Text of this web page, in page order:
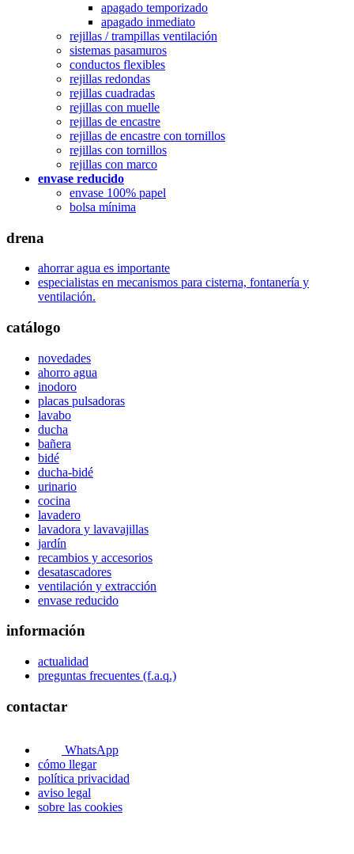
apagado temporizado
apagado inmediato
rejillas / trampillas ventilación
sistemas pasamuros
conductos flexibles
rejillas redondas
rejillas cuadradas
rejillas con muelle
rejillas de encastre
rejillas de encastre con tornillos
rejillas con tornillos
rejillas con marco
envase reducido
envase 100% papel
bolsa mínima
drena
ahorrar agua es importante
especialistas en mecanismos para cisterna, fontanería y
ventilación.
catálogo
novedades
ahorro agua
inodoro
placas pulsadoras
lavabo
ducha
bañera
bidé
ducha-bidé
urinario
cocina
lavadero
lavadora y lavavajillas
jardín
recambios y accesorios
desatascadores
ventilación y extracción
envase reducido
información
actualidad
preguntas frecuentes (f.a.q.)
contactar
WhatsApp
cómo llegar
política privacidad
aviso legal
sobre las cookies